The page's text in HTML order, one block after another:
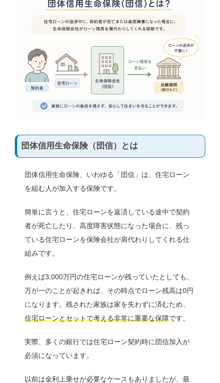
団体信用生命保険（団信）とは
団体信用生命保険、いわゆる「団信」は、住宅ローン
を組む人が加入する保険です。
簡単に言うと、住宅ローンを返済している途中で契約
者が死亡したり、高度障害状態になった場合に、残っ
ている住宅ローンを保険会社が肩代わりしてくれる仕
組みです。
例えば3,000万円の住宅ローンが残っていたとしても、
万が一のことが起きれば、その時点でローン残高は0円
になります。残された家族は家を失わずに済むため、
住宅ローンとセットで考える非常に重要な保障です。
実際、多くの銀行では住宅ローン契約時に団信加入が
必須になっています。
以前は金利上乗せが必要なケースもありましたが、最